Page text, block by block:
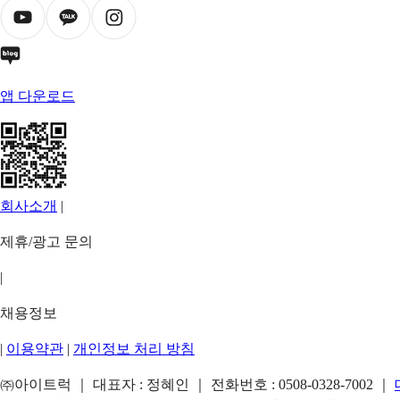
앱 다운로드
회사소개 |
제휴/광고 문의
|
채용정보
| 이용약관 | 개인정보 처리 방침
㈜아이트럭 ｜ 대표자 : 정혜인 ｜ 전화번호 : 0508-0328-7002